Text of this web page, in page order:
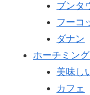
ブンタ
フーコ
ダナン
ホーチミング
美味し
カフェ